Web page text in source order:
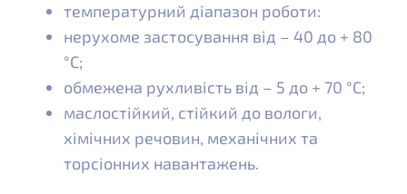
температурний діапазон роботи:
нерухоме застосування від – 40 до + 80
°C;
обмежена рухливість від – 5 до + 70 °C;
маслостійкий, стійкий до вологи,
хімічних речовин, механічних та
торсіонних навантажень.